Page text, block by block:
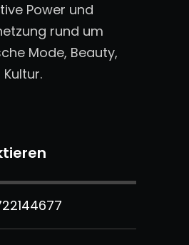
Power und
rund um
Mode, Beauty,